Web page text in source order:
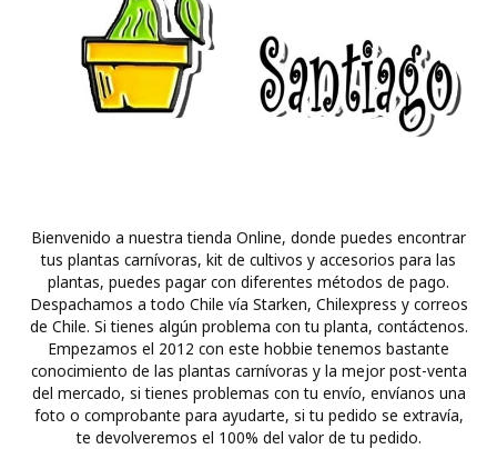
Bienvenido a nuestra tienda Online, donde puedes encontrar
tus plantas carnívoras, kit de cultivos y accesorios para las
plantas, puedes pagar con diferentes métodos de pago.
Despachamos a todo Chile vía Starken, Chilexpress y correos
de Chile. Si tienes algún problema con tu planta, contáctenos.
Empezamos el 2012 con este hobbie tenemos bastante
conocimiento de las plantas carnívoras y la mejor post-venta
del mercado, si tienes problemas con tu envío, envíanos una
foto o comprobante para ayudarte, si tu pedido se extravía,
te devolveremos el 100% del valor de tu pedido.